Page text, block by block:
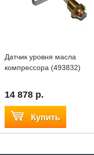
Датчик уровня масла
компрессора (493832)
14 878 р.
Купить